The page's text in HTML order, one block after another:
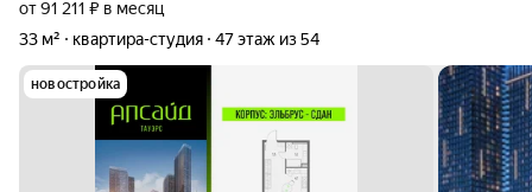
от 91 211 ₽ в месяц
33 м²
квартира-студия 47 этаж из 54
новостройка